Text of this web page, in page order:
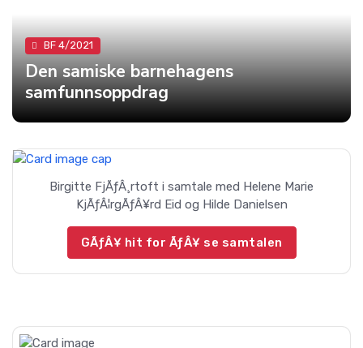
BF 4/2021
Den samiske barnehagens
samfunnsoppdrag
Birgitte FjÃƒÂ¸rtoft i samtale med Helene Marie
KjÃƒÂ¦rgÃƒÂ¥rd Eid og Hilde Danielsen
GÃƒÂ¥ hit for ÃƒÂ¥ se samtalen